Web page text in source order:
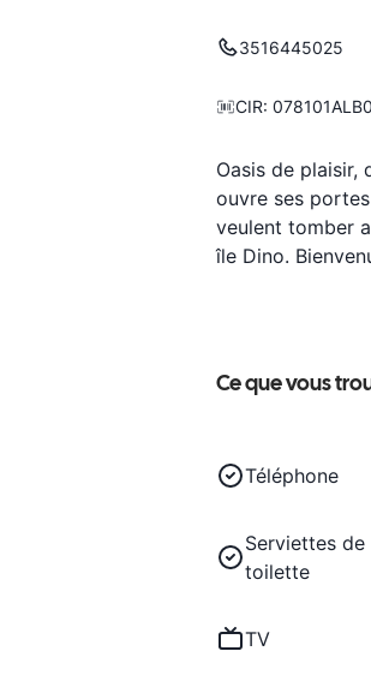
3516445025
CIR:
Oasis de plaisir,
ouvre ses
veulent tomber
île Dino.
Ce que vous
Téléphone
Serviettes de
toilette
TV